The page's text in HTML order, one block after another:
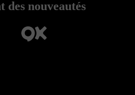
des nouveautés